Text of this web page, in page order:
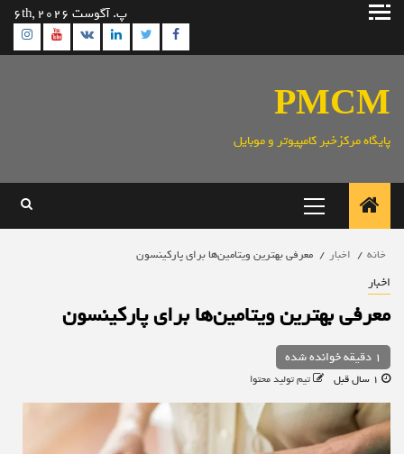
پرش
پ. آگوست 6th, 2026
Facebook
Twitter
Linkedin
VK
PMCM
پایگاه مرکزخبر کامپیوتر و موبایل
اصلی
خانه اخبار معرفی بهترین ویتامین‌ها برای پارکینسون
اخبار
معرفی بهترین ویتامین‌ها برای پارکینسون
1 دقیقه خوانده شده
تیم تولید محتوا